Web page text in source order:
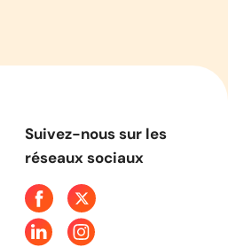
Suivez-nous sur les
réseaux sociaux